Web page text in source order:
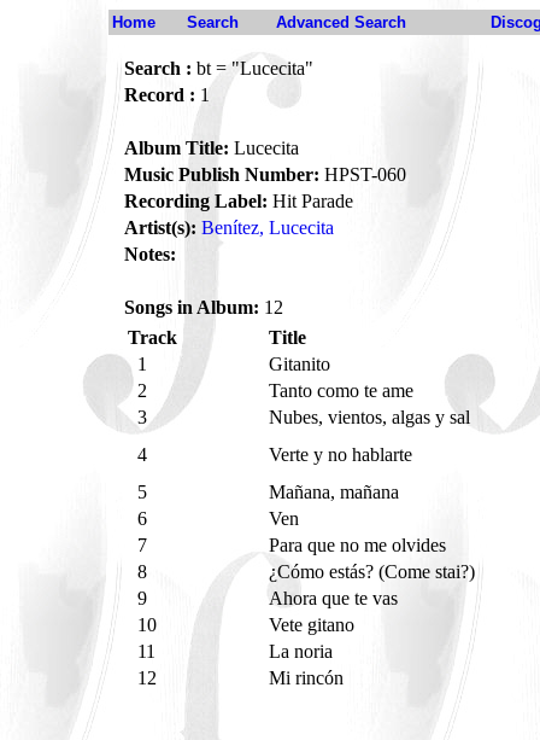
Home Search Advanced Search
Search : bt = "Lucecita"
Record : 1
Album Title: Lucecita
Music Publish Number: HPST-060
Recording Label: Hit Parade
Artist(s): Benítez, Lucecita
Notes:
Songs in Album: 12
Track
Title
1
Gitanito
2
Tanto como te ame
3
Nubes, vientos, algas y sal
4
Verte y no hablarte
5
Mañana, mañana
6
Ven
7
Para que no me olvides
8
¿Cómo estás? (Come stai?)
9
Ahora que te vas
10
Vete gitano
11
La noria
12
Mi rincón